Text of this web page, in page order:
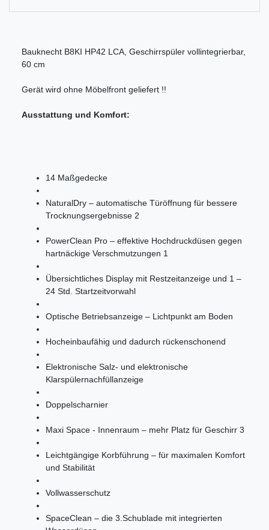
Bauknecht B8KI HP42 LCA, Geschirrspüler vollintegrierbar,
60 cm
Gerät wird ohne Möbelfront geliefert !!
Ausstattung und Komfort:
14 Maßgedecke
NaturalDry – automatische Türöffnung für bessere
Trocknungsergebnisse 2
PowerClean Pro – effektive Hochdruckdüsen gegen
hartnäckige Verschmutzungen 1
Übersichtliches Display mit Restzeitanzeige und 1 –
24 Std. Startzeitvorwahl
Optische Betriebsanzeige – Lichtpunkt am Boden
Hocheinbaufähig und dadurch rückenschonend
Elektronische Salz- und elektronische
Klarspülernachfüllanzeige
Doppelscharnier
Maxi Space - Innenraum – mehr Platz für Geschirr 3
Leichtgängige Korbführung – für maximalen Komfort
und Stabilität
Vollwasserschutz
SpaceClean – die 3.Schublade mit integrierten